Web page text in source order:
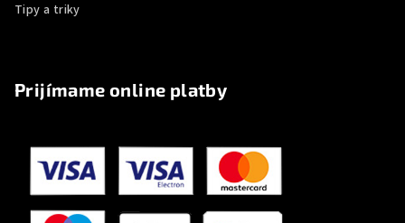
Tipy a triky
Prijímame online platby